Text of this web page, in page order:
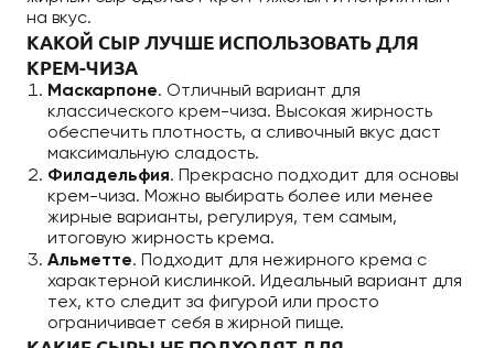
на вкус.
КАКОЙ СЫР ЛУЧШЕ ИСПОЛЬЗОВАТЬ ДЛЯ
КРЕМ-ЧИЗА
Маскарпоне. Отличный вариант для
классического крем-чиза. Высокая жирность
обеспечить плотность, а сливочный вкус даст
максимальную сладость.
Филадельфия. Прекрасно подходит для основы
крем-чиза. Можно выбирать более или менее
жирные варианты, регулируя, тем самым,
итоговую жирность крема.
Альметте. Подходит для нежирного крема с
характерной кислинкой. Идеальный вариант для
тех, кто следит за фигурой или просто
ограничивает себя в жирной пище.